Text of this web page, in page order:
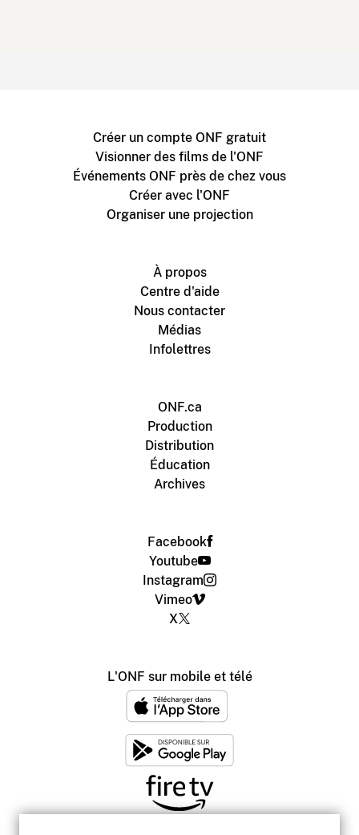
Créer un compte ONF gratuit
Visionner des films de l'ONF
Événements ONF près de chez vous
Créer avec l'ONF
Organiser une projection
À propos
Centre d'aide
Nous contacter
Médias
Infolettres
ONF.ca
Production
Distribution
Éducation
Archives
Facebook
Youtube
Instagram
Vimeo
X
L'ONF sur mobile et télé